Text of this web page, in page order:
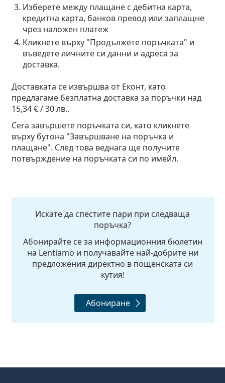
Изберете между плащане с дебитна карта,
кредитна карта, банков превод или заплащне
чрез наложен платеж
Кликнете върху "Продължете поръчката" и
въведете личните си данни и адреса за
доставка.
Доставката се извършва от Еконт, като
предлагаме безплатна доставка за поръчки над
15,34 € / 30 лв..
Сега завършете поръчката си, като кликнете
върху бутона "Завършване на поръчка и
плащане". След това веднага ще получите
потвърждение на поръчката си по имейл.
Искате да спестите пари при следваща
поръчка?
Абонирайте се за информационния бюлетин
на Lentiamo и получавайте най-добрите ни
предложения директно в пощенската си
кутия!
Абониране